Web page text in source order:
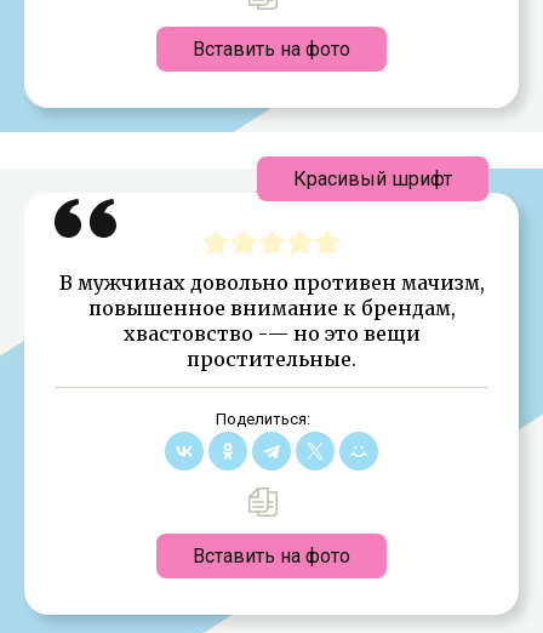
Вставить на фото
В мужчинах довольно противен мачизм,
повышенное внимание к брендам,
хвастовство -— но это вещи
простительные.
Поделиться:
Вставить на фото
Красивый шрифт